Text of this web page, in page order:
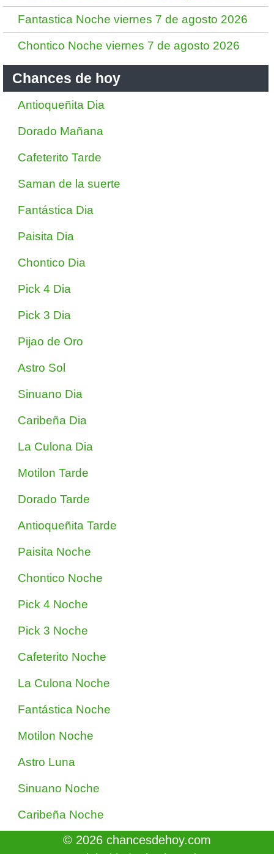
Fantastica Noche viernes 7 de agosto 2026
Chontico Noche viernes 7 de agosto 2026
Chances de hoy
Antioqueñita Dia
Dorado Mañana
Cafeterito Tarde
Saman de la suerte
Fantástica Dia
Paisita Dia
Chontico Dia
Pick 4 Dia
Pick 3 Dia
Pijao de Oro
Astro Sol
Sinuano Dia
Caribeña Dia
La Culona Dia
Motilon Tarde
Dorado Tarde
Antioqueñita Tarde
Paisita Noche
Chontico Noche
Pick 4 Noche
Pick 3 Noche
Cafeterito Noche
La Culona Noche
Fantástica Noche
Motilon Noche
Astro Luna
Sinuano Noche
Caribeña Noche
© 2026 chancesdehoy.com